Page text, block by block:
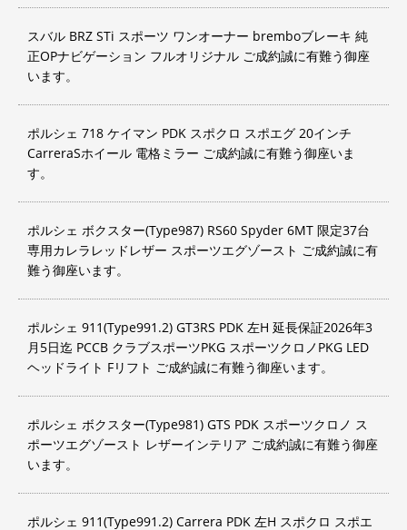
スバル BRZ STi スポーツ ワンオーナー bremboブレーキ 純
正OPナビゲーション フルオリジナル ご成約誠に有難う御座
います。
ポルシェ 718 ケイマン PDK スポクロ スポエグ 20インチ
CarreraSホイール 電格ミラー ご成約誠に有難う御座いま
す。
ポルシェ ボクスター(Type987) RS60 Spyder 6MT 限定37台
専用カレラレッドレザー スポーツエグゾースト ご成約誠に有
難う御座います。
ポルシェ 911(Type991.2) GT3RS PDK 左H 延長保証2026年3
月5日迄 PCCB クラブスポーツPKG スポーツクロノPKG LED
ヘッドライト Fリフト ご成約誠に有難う御座います。
ポルシェ ボクスター(Type981) GTS PDK スポーツクロノ ス
ポーツエグゾースト レザーインテリア ご成約誠に有難う御座
います。
ポルシェ 911(Type991.2) Carrera PDK 左H スポクロ スポエ